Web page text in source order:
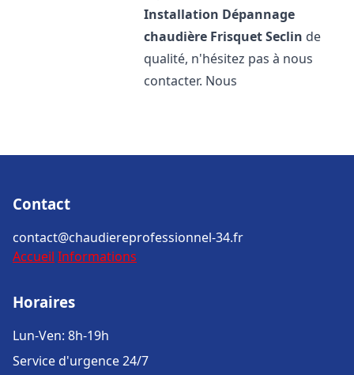
Installation Dépannage
chaudière FrisquetSeclin de
qualité, n'hésitez pas à nous
contacter. Nous
Contact
contact@chaudiereprofessionnel-34.fr
Accueil Informations
Horaires
Lun-Ven: 8h-19h
Service d'urgence 24/7